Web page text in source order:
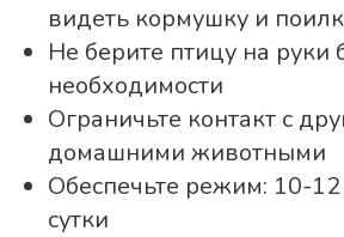
видеть кормушку и
Не берите птицу на руки
необходимости
Ограничьте контакт с
домашними животными
Обеспечьте режим: 10-12
сутки